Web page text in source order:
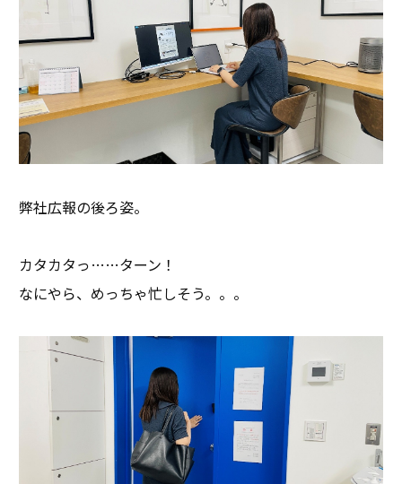
弊社広報の後ろ姿。
カタカタっ……ターン！
なにやら、めっちゃ忙しそう。。。